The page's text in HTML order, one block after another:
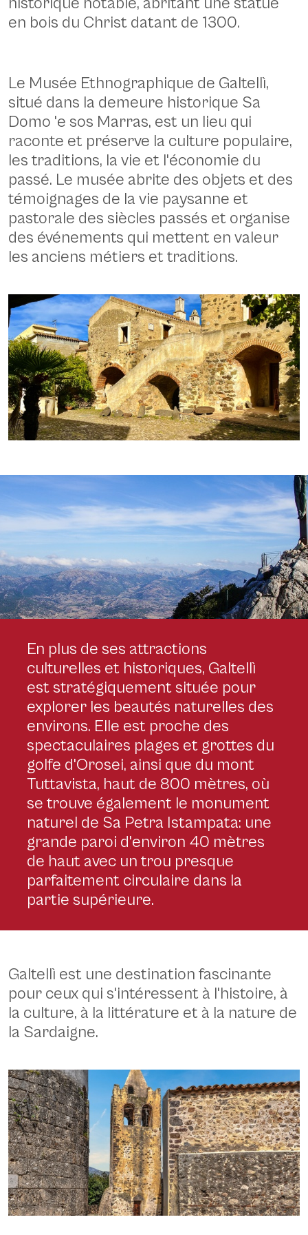
en bois du Christ datant de 1300.
Le Musée Ethnographique de Galtellì,
situé dans la demeure historique Sa
Domo 'e sos Marras, est un lieu qui
raconte et préserve la culture populaire,
les traditions, la vie et l'économie du
passé. Le musée abrite des objets et des
témoignages de la vie paysanne et
pastorale des siècles passés et organise
des événements qui mettent en valeur
les anciens métiers et traditions.
Galtellì, Mont Tuttavista - CC BY Jürgen Scheeff, Unsplash -
https://unsplash.com/it/foto/hHJbPcQ9QU4
En plus de ses attractions
culturelles et historiques, Galtellì
est stratégiquement située pour
explorer les beautés naturelles des
environs. Elle est proche des
spectaculaires plages et grottes du
golfe d'Orosei, ainsi que du mont
Tuttavista, haut de 800 mètres, où
se trouve également le monument
naturel de Sa Petra Istampata: une
grande paroi d'environ 40 mètres
de haut avec un trou presque
parfaitement circulaire dans la
partie supérieure.
Galtellì est une destination fascinante
pour ceux qui s'intéressent à l'histoire, à
la culture, à la littérature et à la nature de
la Sardaigne.